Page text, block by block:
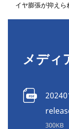
イヤ膨張が抑えら
メディ
300KB